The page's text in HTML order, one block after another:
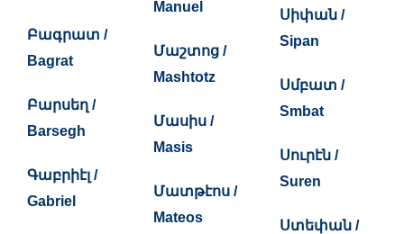
Բագրատ /
Bagrat
Բարսեղ /
Barsegh
Գաբրիէլ /
Gabriel
Manuel
Մաշտոց /
Mashtotz
Մասիս /
Masis
Մատթէոս /
Mateos
Սիփան /
Sipan
Սմբատ /
Smbat
Սուրէն /
Suren
Ստեփան /